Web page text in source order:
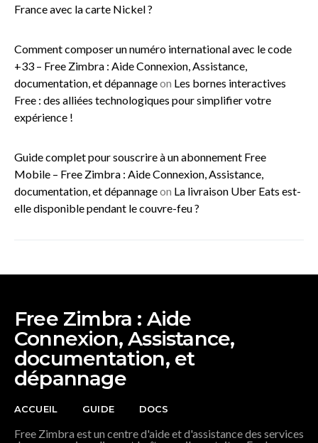
France avec la carte Nickel ?
Comment composer un numéro international avec le code
+33 – Free Zimbra : Aide Connexion, Assistance,
documentation, et dépannageon Les bornes interactives
Free : des alliées technologiques pour simplifier votre
expérience !
Guide complet pour souscrire à un abonnement Free
Mobile – Free Zimbra : Aide Connexion, Assistance,
documentation, et dépannageon La livraison Uber Eats est-
elle disponible pendant le couvre-feu ?
Free Zimbra : Aide
Connexion, Assistance,
documentation, et
dépannage
ACCUEIL GUIDE DOCS
Free Zimbra est un centre d'aide et d'assistance des services